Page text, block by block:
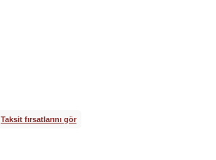
Taksit fırsatlarını gör